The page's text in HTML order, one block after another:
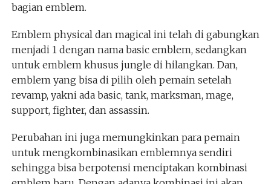
bagian emblem.
Emblem physical dan magical ini telah di gabungkan
menjadi 1 dengan nama basic emblem, sedangkan
untuk emblem khusus jungle di hilangkan. Dan,
emblem yang bisa di pilih oleh pemain setelah
revamp, yakni ada basic, tank, marksman, mage,
support, fighter, dan assassin.
Perubahan ini juga memungkinkan para pemain
untuk mengkombinasikan emblemnya sendiri
sehingga bisa berpotensi menciptakan kombinasi